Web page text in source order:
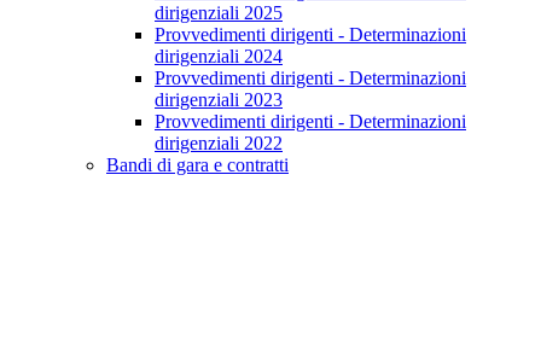
dirigenziali 2025
Provvedimenti dirigenti - Determinazioni
dirigenziali 2024
Provvedimenti dirigenti - Determinazioni
dirigenziali 2023
Provvedimenti dirigenti - Determinazioni
dirigenziali 2022
Bandi di gara e contratti